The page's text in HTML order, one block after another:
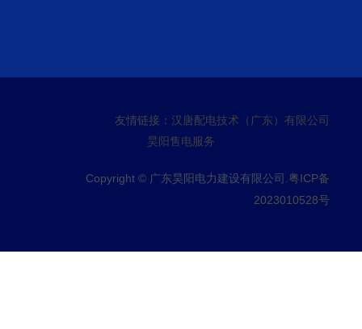
友情链接： 汉唐配电技术（广东）有限公司
昊阳售电服务
Copyright © 广东昊阳电力建设有限公司. 粤ICP备
2023010528号